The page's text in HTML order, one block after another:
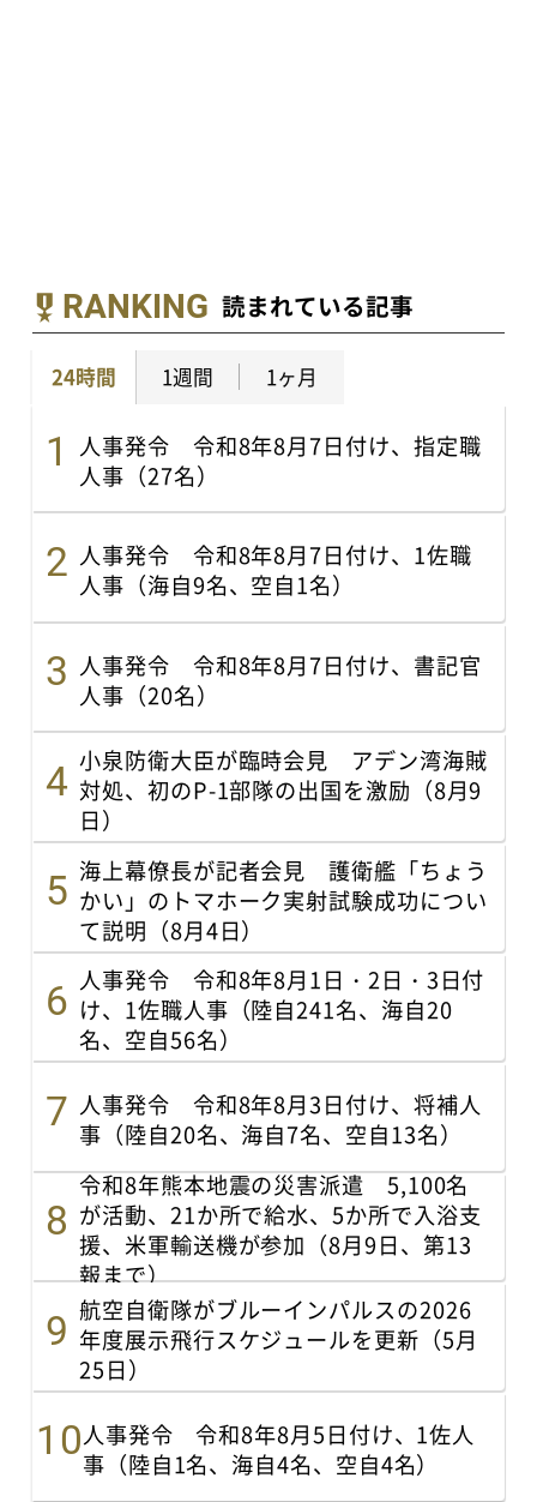
RANKING 読まれている記事
24時間 1週間 1ヶ月
人事発令 令和8年8月7日付け、指定職
人事（27名）
人事発令 令和8年8月7日付け、1佐職
人事（海自9名、空自1名）
人事発令 令和8年8月7日付け、書記官
人事（20名）
小泉防衛大臣が臨時会見 アデン湾海賊
対処、初のP-1部隊の出国を激励（8月9
日）
海上幕僚長が記者会見 護衛艦「ちょう
かい」のトマホーク実射試験成功につい
て説明（8月4日）
人事発令 令和8年8月1日・2日・3日付
け、1佐職人事（陸自241名、海自20
名、空自56名）
人事発令 令和8年8月3日付け、将補人
事（陸自20名、海自7名、空自13名）
令和8年熊本地震の災害派遣 5,100名
が活動、21か所で給水、5か所で入浴支
援、米軍輸送機が参加（8月9日、第13
報まで）
航空自衛隊がブルーインパルスの2026
年度展示飛行スケジュールを更新（5月
25日）
人事発令 令和8年8月5日付け、1佐人
事（陸自1名、海自4名、空自4名）